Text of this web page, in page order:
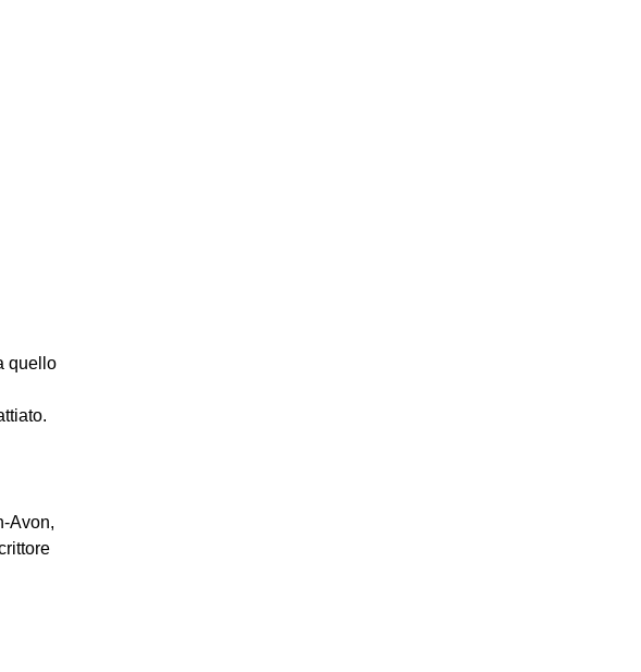
quello
Avon,